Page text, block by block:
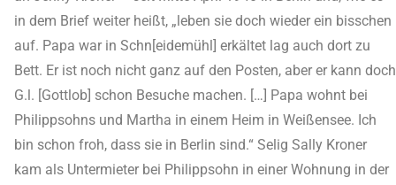
in dem Brief weiter heißt, „leben sie doch wieder ein bisschen
auf. Papa war in Schn[eidemühl] erkältet lag auch dort zu
Bett. Er ist noch nicht ganz auf den Posten, aber er kann doch
G.l. [Gottlob] schon Besuche machen. […] Papa wohnt bei
Philippsohns und Martha in einem Heim in Weißensee. Ich
bin schon froh, dass sie in Berlin sind.“ Selig Sally Kroner
kam als Untermieter bei Philippsohn in einer Wohnung in der